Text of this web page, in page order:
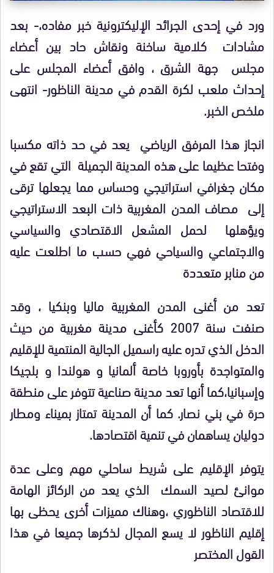
ورد في إحدى الجرائد الإليكترونية خبر مفاده،- بعد
مشادات كلامية ساخنة ونقاش حاد بين أعضاء
مجلس جهة الشرق ، وافق أعضاء المجلس على
إحداث ملعب لكرة القدم في مدينة الناظور- انتهى
ملخص الخبر.
انجاز هذا المرفق الرياضي يعد في حد ذاته مكسبا
وفتحا عظيما على هذه المدينة الجميلة التي تقع في
مكان جغرافي استراتيجي وحساس مما يجعلها ترقى
إلى مصاف المدن المغربية ذات البعد الاستراتيجي
ويؤهلها لحمل المشعل الاقتصادي والسياسي
والاجتماعي والسياحي فهي حسب ما اطلعت عليه
من منابر متعددة
تعد من أغنى المدن المغربية ماليا وبنكيا ، وقد
صنفت سنة 2007 كأغنى مدينة مغربية من حيث
الدخل الذي تدره عليه راسميل الجالية المنتمية للإقليم
والمتواجدة بأوروبا خاصة ألمانيا و هولندا و بلجيكا
وإسبانيا،كما أنها تعد مدينة صناعية تتوفر على منطقة
حرة في بني نصار. كما أن المدينة تمتاز بميناء ومطار
دوليان يساهمان في تنمية اقتصادها.
يتوفر الإقليم على شريط ساحلي مهم وعلى عدة
موانئ لصيد السمك الذي يعد من الركائز الهامة
للاقتصاد الناظوري ،وهناك مميزات أخرى يحظى بها
إقليم الناظور لا يسع المجال لذكرها جميعا في هذا
القول المختصر